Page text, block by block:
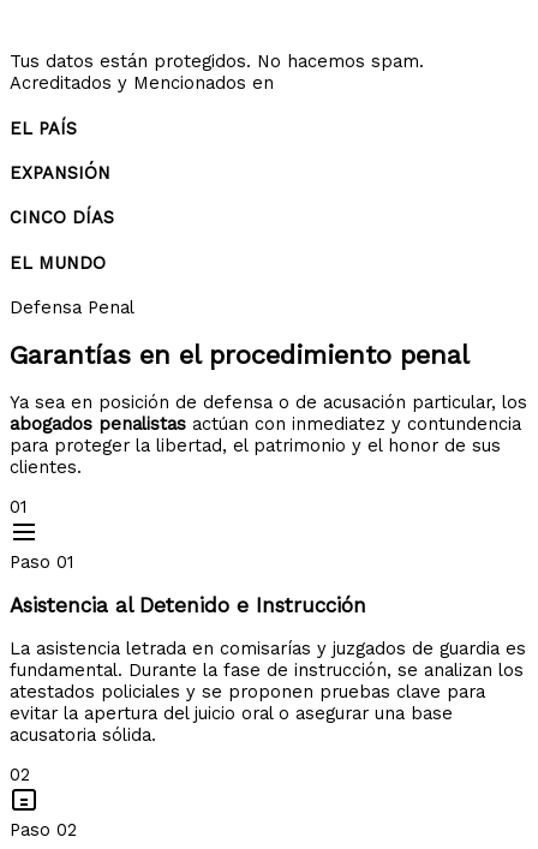
Tus datos están protegidos. No hacemos spam.
Acreditados y Mencionados en
EL PAÍS
EXPANSIÓN
CINCO DÍAS
EL MUNDO
Defensa Penal
Garantías en el procedimiento penal
Ya sea en posición de defensa o de acusación particular, los
abogados penalistas actúan con inmediatez y contundencia
para proteger la libertad, el patrimonio y el honor de sus
clientes.
01
Paso 01
Asistencia al Detenido e Instrucción
La asistencia letrada en comisarías y juzgados de guardia es
fundamental. Durante la fase de instrucción, se analizan los
atestados policiales y se proponen pruebas clave para
evitar la apertura del juicio oral o asegurar una base
acusatoria sólida.
02
Paso 02